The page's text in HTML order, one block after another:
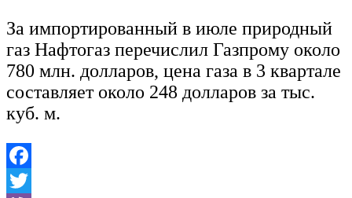
За импортированный в июле природный
газ Нафтогаз перечислил Газпрому около
780 млн. долларов, цена газа в 3 квартале
составляет около 248 долларов за тыс.
куб. м.
Facebook